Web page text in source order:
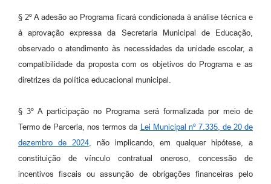
§ 2º A adesão ao Programa ficará condicionada à análise técnica e
à aprovação expressa da Secretaria Municipal de Educação,
observado o atendimento às necessidades da unidade escolar, a
compatibilidade da proposta com os objetivos do Programa e as
diretrizes da política educacional municipal.
§ 3º A participação no Programa será formalizada por meio de
Termo de Parceria, nos termos da
Lei Municipal nº 7.335, de 20 de
dezembro de 2024, não implicando, em qualquer hipótese, a
constituição de vínculo contratual oneroso, concessão de
incentivos fiscais ou assunção de obrigações financeiras pelo